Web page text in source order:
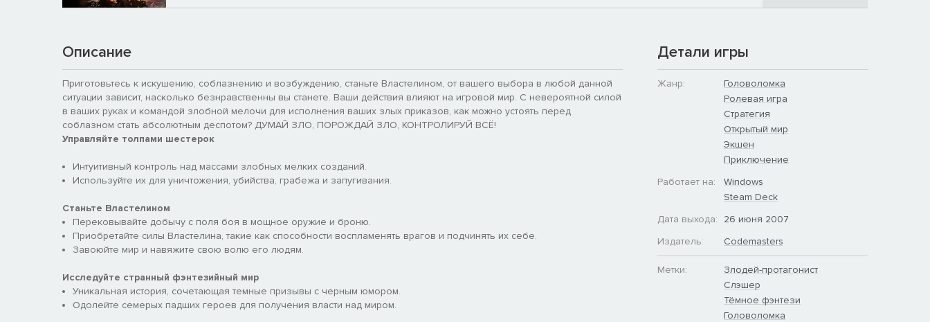
Описание
Приготовьтесь к искушению, соблазнению и возбуждению, станьте Властелином, от вашего выбора в любой данной
ситуации зависит, насколько безнравственны вы станете. Ваши действия влияют на игровой мир. С невероятной силой
в ваших руках и командой злобной мелочи для исполнения ваших злых приказов, как можно устоять перед
соблазном стать абсолютным деспотом? ДУМАЙ ЗЛО, ПОРОЖДАЙ ЗЛО, КОНТРОЛИРУЙ ВСЁ!
Управляйте толпами шестерок
Интуитивный контроль над массами злобных мелких созданий.
Используйте их для уничтожения, убийства, грабежа и запугивания.
Станьте Властелином
Перековывайте добычу с поля боя в мощное оружие и броню.
Приобретайте силы Властелина, такие как способности воспламенять врагов и подчинять их себе.
Завоюйте мир и навяжите свою волю его людям.
Исследуйте странный фэнтезийный мир
Уникальная история, сочетающая темные призывы с черным юмором.
Одолейте семерых падших героев для получения власти над миром.
Детали игры
Жанр:
Головоломка
Ролевая игра
Стратегия
Открытый мир
Экшен
Приключение
Работает на:
Windows
Steam Deck
Дата выхода:
26 июня 2007
Издатель:
Codemasters
Метки:
Злодей-протагонист
Слэшер
Тёмное фэнтези
Головоломка